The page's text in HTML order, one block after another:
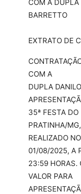
COM A DUPLA
BARRETTO
EXTRATO DE
COM A
DUPLA
35ª FESTA DO
PRATINHA/
REALIZADO
01/08/2025, A
23:59 HORAS.
VALOR PARA